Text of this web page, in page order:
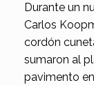
Durante un
Carlos
cordón
sumaron al
pavimento